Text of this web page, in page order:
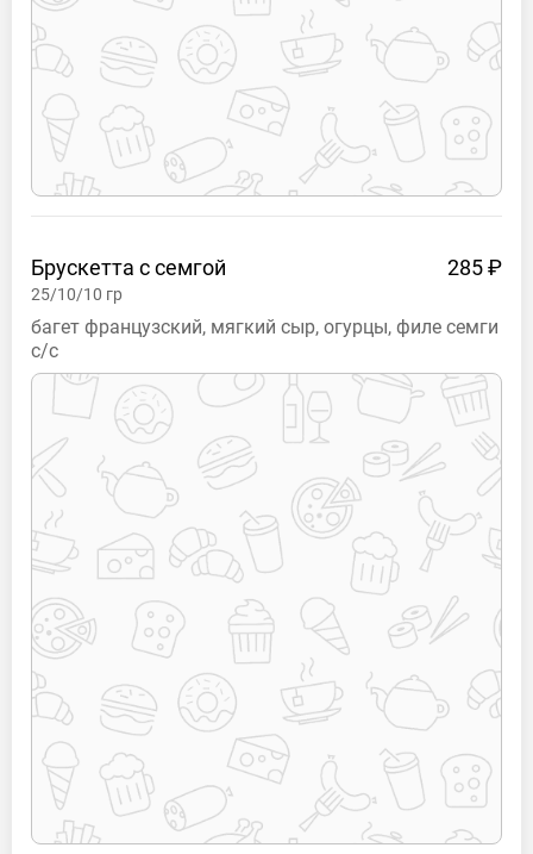
Брускетта ссемгой 285 ₽
25/10/10 гр
багет французский, мягкий сыр, огурцы, филе семги
с/с